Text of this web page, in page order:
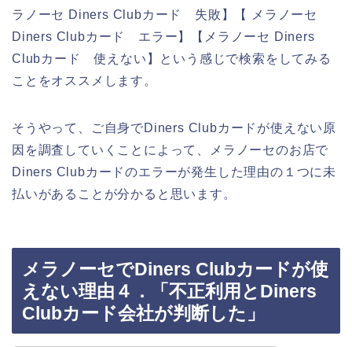
ラノーセ Diners Clubカード 失敗】【 メラノーセ
Diners Clubカード エラー】【メラノーセ Diners
Clubカード 使えない】という感じで検索をしてみる
ことをオススメします。
そうやって、ご自身でDiners Clubカードが使えない原
因を調査していくことによって、メラノーセのお店で
Diners Clubカードのエラーが発生した理由の１つに未
払いがあることが分かると思います。
メラノーセでDiners Clubカードが使
えない理由４．「不正利用とDiners
Clubカード会社が判断した」